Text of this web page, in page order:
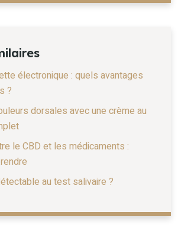
électronique : quels avantages
?
dorsales avec une crème au
le CBD et les médicaments :
au test salivaire ?